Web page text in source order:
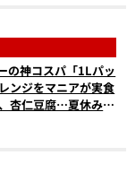
の神コスパ「1Lパッ
ンジをマニアが実食
杏仁豆腐…夏休みの